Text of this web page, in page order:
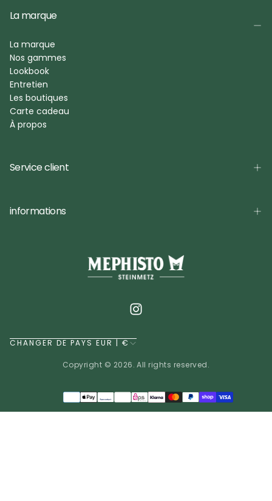
La marque
La marque
Nos gammes
Lookbook
Entretien
Les boutiques
Carte cadeau
À propos
Service client
informations
CHANGER DE PAYS EUR | €
Copyright © 2026. All rights reserved.
Méthodes
de